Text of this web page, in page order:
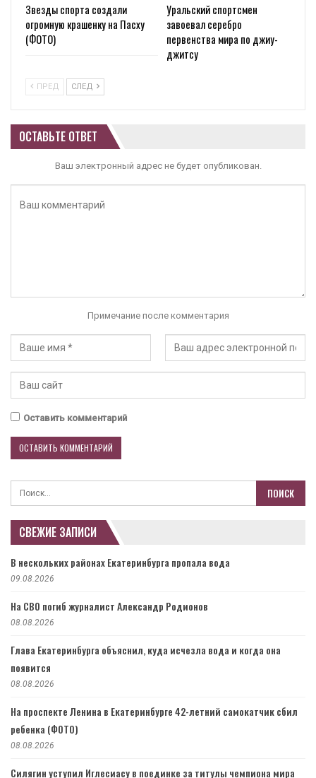
Звезды спорта создали
огромную крашенку на Пасху
(ФОТО)
Уральский спортсмен
завоевал серебро
первенства мира по джиу-
джитсу
ПРЕД СЛЕД
ОСТАВЬТЕ ОТВЕТ
Ваш электронный адрес не будет опубликован.
Примечание после комментария
Оставить комментарий
СВЕЖИЕ ЗАПИСИ
В нескольких районах Екатеринбурга пропала вода
09.08.2026
На СВО погиб журналист Александр Родионов
08.08.2026
Глава Екатеринбурга объяснил, куда исчезла вода и когда она
появится
08.08.2026
На проспекте Ленина в Екатеринбурге 42-летний самокатчик сбил
ребенка (ФОТО)
08.08.2026
Силягин уступил Иглесиасу в поединке за титулы чемпиона мира